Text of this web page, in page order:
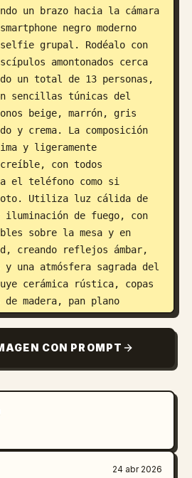
un brazo hacia la cámara
negro moderno
selfie grupal. Rodéalo con
amontonados cerca
un total de 13 personas,
sencillas túnicas del
beige, marrón, gris
y crema. La composición
y ligeramente
con todos
el teléfono como si
Utiliza luz cálida de
iluminación de fuego, con
sobre la mesa y en
creando reflejos ámbar,
y una atmósfera sagrada del
cerámica rústica, copas
madera, pan plano
sencilla sobre la mesa.
de tela colgantes,
y una decoración histórica
el punto de vista de la
con poca profundidad de
texturas de
de piel naturales y
colores marrón cálido.
CON PROMPT
24 abr 2026